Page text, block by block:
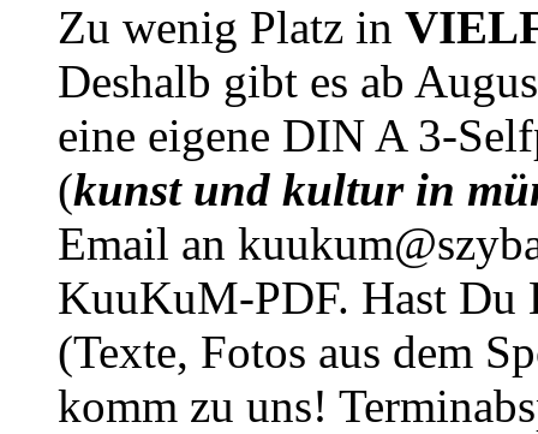
Zu wenig Platz in
Deshalb gibt es ab
eine eigene DIN A 3-
(kunst und kultur in
Email an
KuuKuM-PDF. Hast Du
(Texte, Fotos aus dem
komm zu uns!